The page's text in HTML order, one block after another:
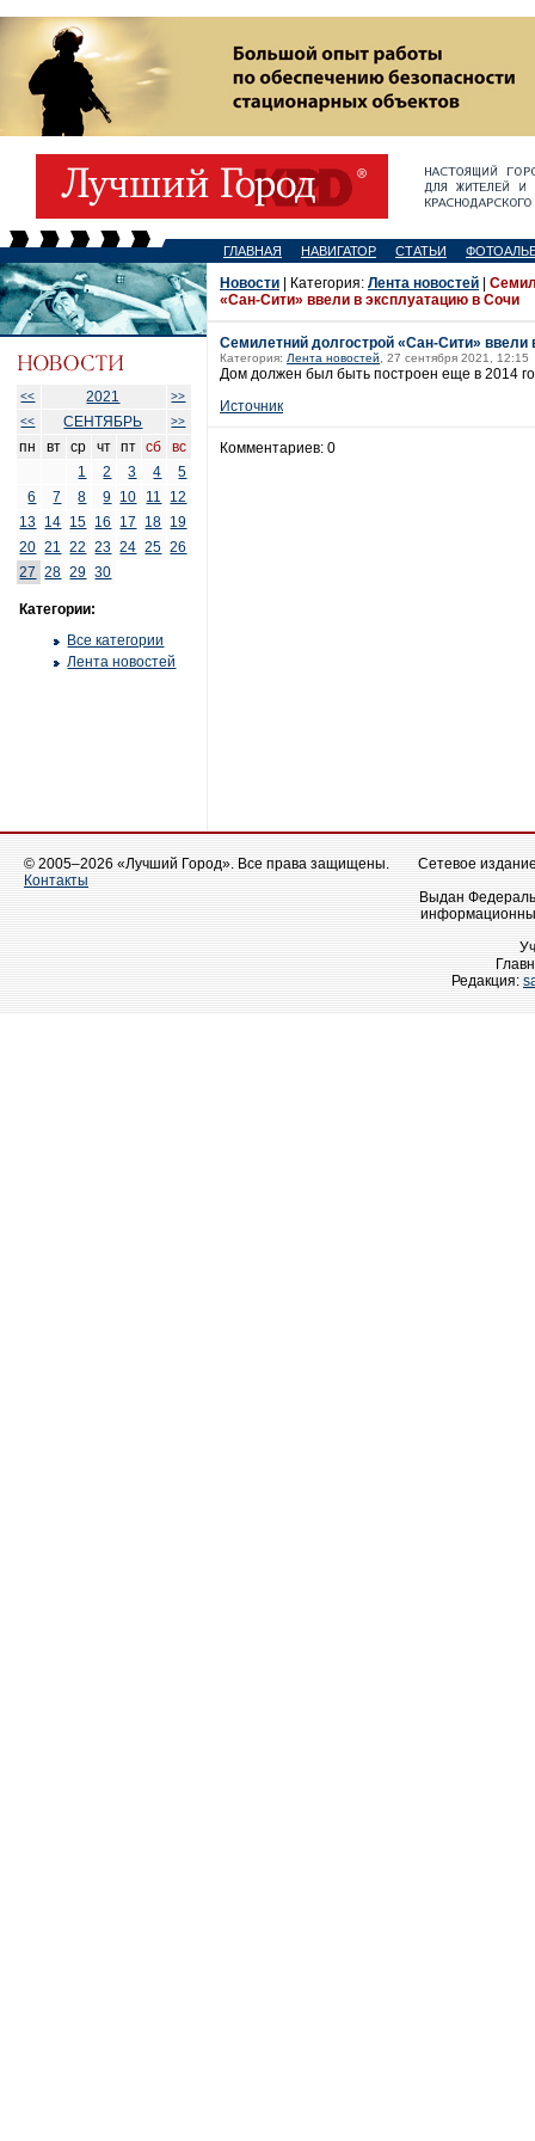
ГЛАВНАЯ НАВИГАТОР СТАТЬИ
<< 2021
>>
<<
СЕНТЯБРЬ >>
пн вт ср чт пт сб
вс
1
2 3 4
5
6
7 8 9 10 11
12
13 14 15 16 17 18 19
20 21 22 23 24 25 26
27
28 29 30
Категории:
Все категории
Лента новостей
Новости | Категория: Лента новостей
«Сан-Сити» ввели в эксплуатацию в Сочи
Семилетний долгострой «Сан-Сити» ввели
Категория: Лента новостей , 27 сентября 2021, 12:15
Дом должен был быть построен еще в 2014
Источник
Комментариев: 0
© 2005–2026 «Лучший Город». Все права защищены.
Контакты
Сетевое
Выдан
Редакция: